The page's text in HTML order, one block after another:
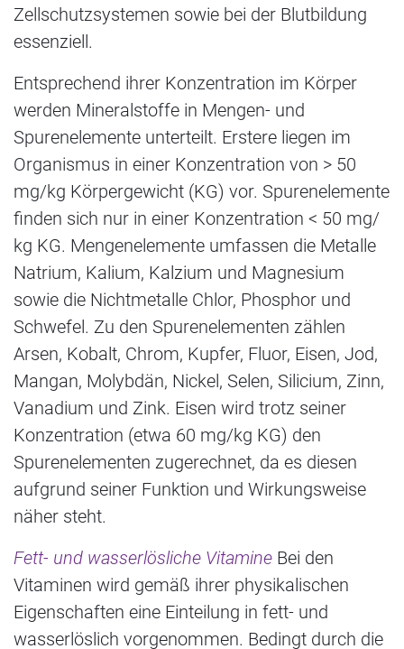
Zellschutzsystemen sowie bei der Blutbildung
essenziell.
Entsprechend ihrer Konzentration im Körper
werden Mineralstoffe in Mengen- und
Spurenelemente unterteilt. Erstere liegen im
Organismus in einer Konzentration von > 50
mg/kg Körpergewicht (KG) vor. Spurenelemente
finden sich nur in einer Konzentration < 50 mg/
kg KG. Mengenelemente umfassen die Metalle
Natrium, Kalium, Kalzium und Magnesium
sowie die Nichtmetalle Chlor, Phosphor und
Schwefel. Zu den Spurenelementen zählen
Arsen, Kobalt, Chrom, Kupfer, Fluor, Eisen, Jod,
Mangan, Molybdän, Nickel, Selen, Silicium, Zinn,
Vanadium und Zink. Eisen wird trotz seiner
Konzentration (etwa 60 mg/kg KG) den
Spurenelementen zugerechnet, da es diesen
aufgrund seiner Funktion und Wirkungsweise
näher steht.
Fett- und wasserlösliche Vitamine Bei den
Vitaminen wird gemäß ihrer physikalischen
Eigenschaften eine Einteilung in fett- und
wasserlöslich vorgenommen. Bedingt durch die